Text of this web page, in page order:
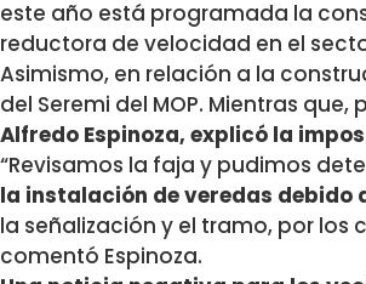
este año está programada la
reductora de velocidad en el
Asimismo, en relación a la
del Seremi del MOP. Mientras
Alfredo Espinoza, explicó la
“Revisamos la faja y pudimos
la instalación de veredas debido
la señalización y el tramo, por los
comentó Espinoza.